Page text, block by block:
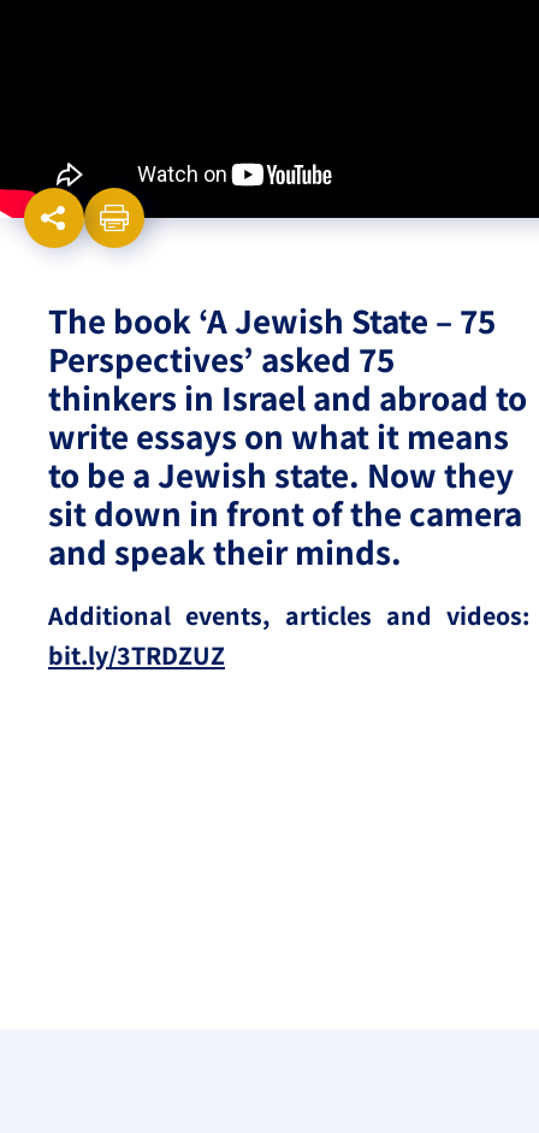
The book ‘A Jewish State – 75
Perspectives’ asked 75
thinkers in Israel and abroad to
write essays on what it means
to be a Jewish state. Now they
sit down in front of the camera
and speak their minds.
Additional events, articles and videos:
bit.ly/3TRDZUZ